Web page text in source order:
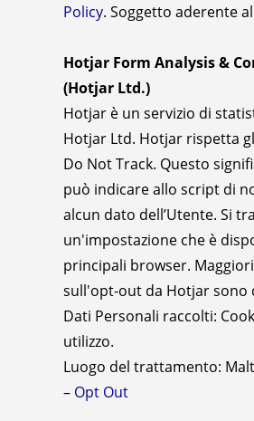
Policy. Soggetto aderente
Hotjar Form Analysis &
(Hotjar Ltd.)
Hotjar è un servizio di
Hotjar Ltd. Hotjar rispetta
Do Not Track. Questo
può indicare allo script di
alcun dato dell’Utente. Si
un'impostazione che è
principali browser.
sull'opt-out da Hotjar sono
Dati Personali raccolti:
utilizzo.
Luogo del trattamento:
– Opt Out